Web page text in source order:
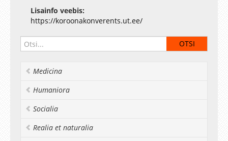
patsientide epidemioloogiliste näitajate,
rakendatud ravivõtete ja ravitulemuste kohta.
Lisainfo veebis:
https://koroonakonverents.ut.ee/
Medicina
Humaniora
Socialia
Realia et naturalia